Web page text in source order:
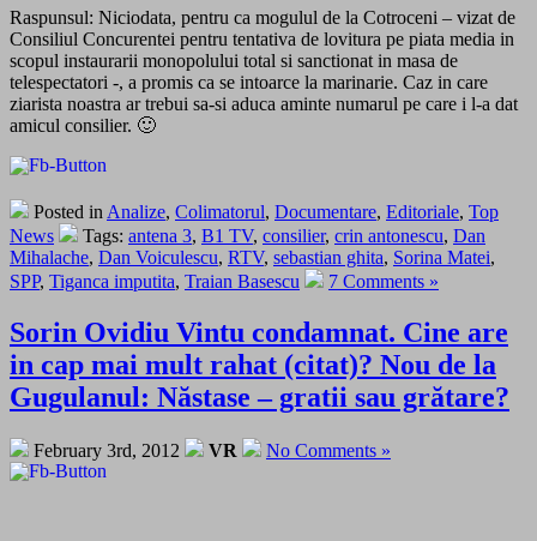
Raspunsul: Niciodata, pentru ca mogulul de la Cotroceni – vizat de
Consiliul Concurentei pentru tentativa de lovitura pe piata media in
scopul instaurarii monopolului total si sanctionat in masa de
telespectatori -, a promis ca se intoarce la marinarie. Caz in care
ziarista noastra ar trebui sa-si aduca aminte numarul pe care i l-a dat
amicul consilier. 🙂
Posted in Analize, Colimatorul, Documentare, Editoriale, Top
News
Tags: antena 3, B1 TV, consilier, crin antonescu, Dan
Mihalache, Dan Voiculescu, RTV, sebastian ghita, Sorina Matei,
SPP, Tiganca imputita, Traian Basescu 7 Comments »
Sorin Ovidiu Vintu condamnat. Cine are
in cap mai mult rahat (citat)? Nou de la
Gugulanul: Năstase – gratii sau grătare?
February 3rd, 2012 VR No Comments »